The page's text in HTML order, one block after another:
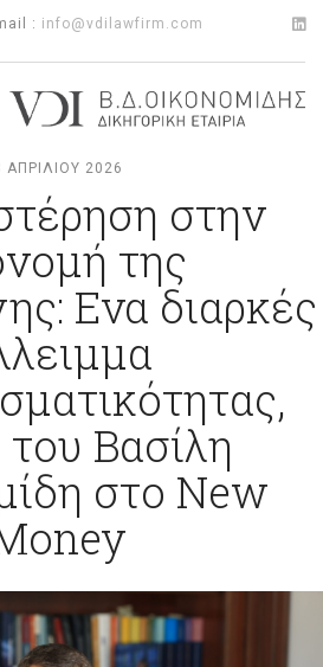
: info@vdilawfirm.com
ΑΠΡΙΛΊΟΥ 2026
στην
της
Ενα διαρκές
Βασίλη
στο New